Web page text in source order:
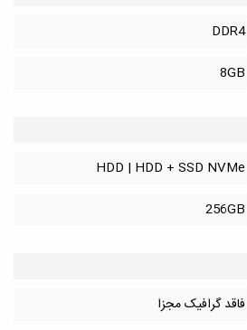
DDR4
8GB
HDD | HDD + SSD NVMe
256GB
فاقد گرافیک مجزا